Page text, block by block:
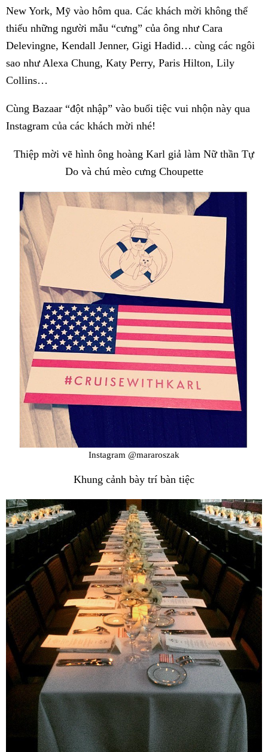
New York, Mỹ vào hôm qua. Các khách mời không thể
thiếu những người mẫu “cưng” của ông như Cara
Delevingne, Kendall Jenner, Gigi Hadid… cùng các ngôi
sao như Alexa Chung, Katy Perry, Paris Hilton, Lily
Collins…
Cùng Bazaar “đột nhập” vào buổi tiệc vui nhộn này qua
Instagram của các khách mời nhé!
Thiệp mời vẽ hình ông hoàng Karl giả làm Nữ thần Tự
Do và chú mèo cưng Choupette
Instagram @mararoszak
Khung cảnh bày trí bàn tiệc